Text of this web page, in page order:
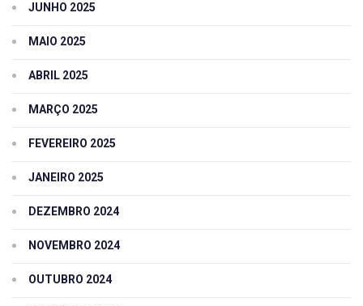
JUNHO 2025
MAIO 2025
ABRIL 2025
MARÇO 2025
FEVEREIRO 2025
JANEIRO 2025
DEZEMBRO 2024
NOVEMBRO 2024
OUTUBRO 2024